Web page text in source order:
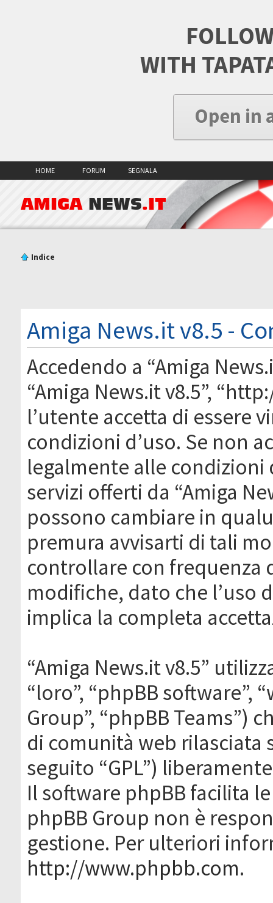
WITH
Open in
HOME FORUM SEGNALA
AMIGA NEWS.IT
Indice
Amiga News.it v8.5 -
Accedendo a “Amiga
“Amiga News.it v8.5”,
l’utente accetta di essere
condizioni d’uso. Se non
legalmente alle condizioni
servizi offerti da “Amiga
possono cambiare in
premura avvisarti di tali
controllare con frequenza
modifiche, dato che l’uso
implica la completa
“Amiga News.it v8.5”
“loro”, “phpBB software”,
Group”, “phpBB Teams”)
di comunità web rilasciata
seguito “GPL”)
Il software phpBB facilita
phpBB Group non è
gestione. Per ulteriori
http://www.phpbb.com.